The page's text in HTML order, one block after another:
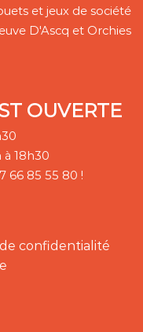
et jeux de société
D'Ascq et Orchies
OUVERTE
à 18h30
66 85 55 80 !
confidentialité